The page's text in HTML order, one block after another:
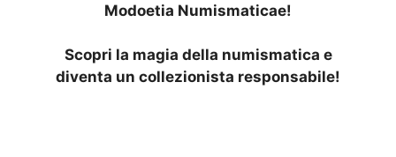
Modoetia Numismaticae!
Scopri la magia della numismatica e
diventa un collezionista responsabile!